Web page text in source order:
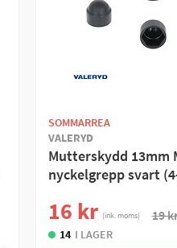
SOMMARREA
VALERYD
Mutterskydd 13mm
nyckelgrepp svart
16 kr (ink. moms) 19
14 I LAGER